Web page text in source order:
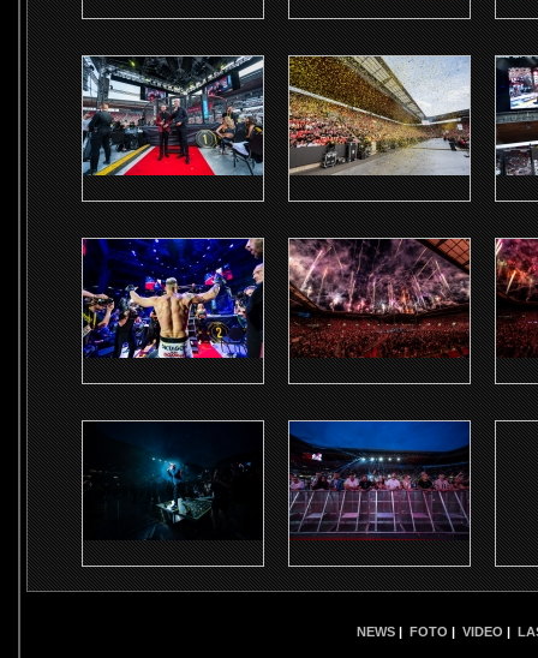
NEWS | FOTO | VIDEO |